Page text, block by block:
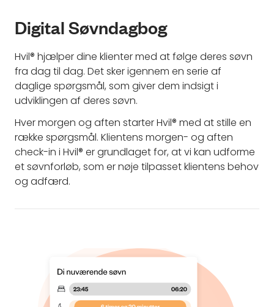
Digital Søvndagbog
Hvil® hjælper dine klienter med at følge deres søvn
fra dag til dag. Det sker igennem en serie af
daglige spørgsmål, som giver dem indsigt i
udviklingen af deres søvn.
Hver morgen og aften starter Hvil® med at stille en
række spørgsmål. Klientens morgen- og aften
check-in i Hvil® er grundlaget for, at vi kan udforme
et søvnforløb, som er nøje tilpasset klientens behov
og adfærd.